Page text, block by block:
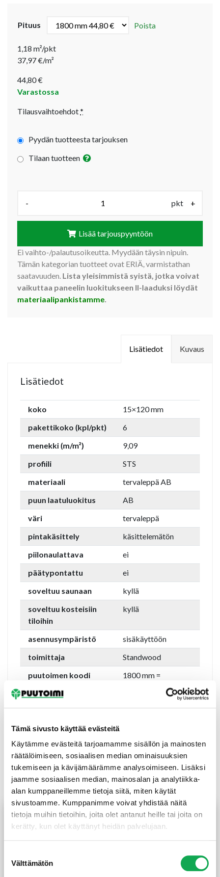
Tämä sivusto käyttää evästeitä
Käytämme evästeitä tarjoamamme sisällön ja mainosten
räätälöimiseen, sosiaalisen median ominaisuuksien
tukemiseen ja kävijämäärämme analysoimiseen. Lisäksi
jaamme sosiaalisen median, mainosalan ja analytiikka-
alan kumppaneillemme tietoja siitä, miten käytät
sivustoamme. Kumppanimme voivat yhdistää näitä
tietoja muihin tietoihin, joita olet antanut heille tai joita on
kerätty, kun olet käyttänyt heidän palvelujaan.
valinta
Välttämätön
Pituus Poista
1,18 m²/pkt
37,97 €/m²
44,80€
Varastossa
Tilausvaihtoehdot*
Pyydän tuotteesta tarjouksen
Tilaan tuotteen
- pkt +
Lisää tarjouspyyntöön
Ei vaihto-/palautusoikeutta. Myydään täysin nipuin.
Tämän kategorian tuotteet ovat ERIÄ, varmistathan
saatavuuden. Lista yleisimmistä syistä, jotka voivat
vaikuttaa paneelin luokitukseen II-laaduksi löydät
materiaalipankistamme.
Kuvaus
Lisätiedot
Lisätiedot
koko
15×120 mm
pakettikoko (kpl/pkt)
6
menekki (m/m²)
9,09
profiili
STS
materiaali
tervaleppä AB
puun laatuluokitus
AB
väri
tervaleppä
pintakäsittely
käsittelemätön
piilonaulattava
ei
päätypontattu
ei
soveltuu saunaan
kyllä
soveltuu kosteisiin
tiloihin
kyllä
asennusympäristö
sisäkäyttöön
toimittaja
Standwood
puutoimen koodi
1800 mm =
64213
Tutustu myös